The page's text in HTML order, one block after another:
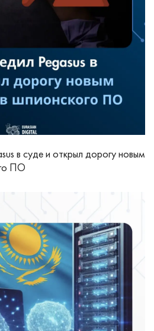
в суде и открыл дорогу новым
ПО